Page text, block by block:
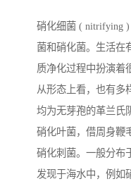
硝化细菌 ( nitrifying
菌和硝化菌。生活在
质净化过程中扮演着
从形态上看，也有多
均为无芽孢的革兰氏
硝化叶菌，借周身鞭
硝化刺菌。一般分布
发现于海水中，例如